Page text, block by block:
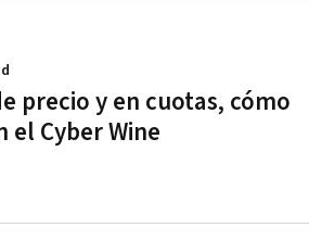
precio y en cuotas, cómo
el Cyber Wine